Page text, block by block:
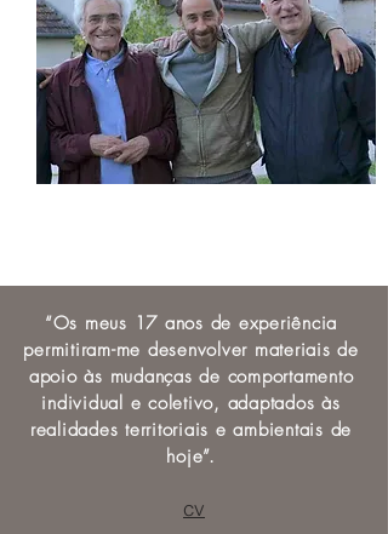
“Os meus 17 anos de experiência
permitiram-me desenvolver materiais de
apoio às mudanças de comportamento
individual e coletivo, adaptados às
realidades territoriais e ambientais de
hoje”.
cv